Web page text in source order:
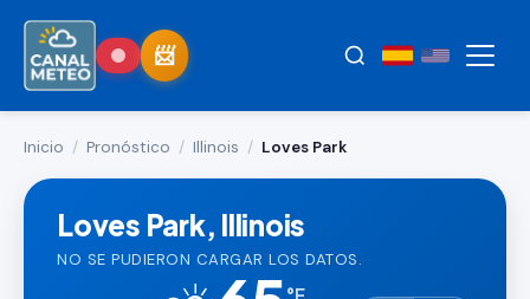
Inicio / Pronóstico / Illinois / Loves Park
Loves Park, Illinois
NO SE PUDIERON CARGAR LOS DATOS.